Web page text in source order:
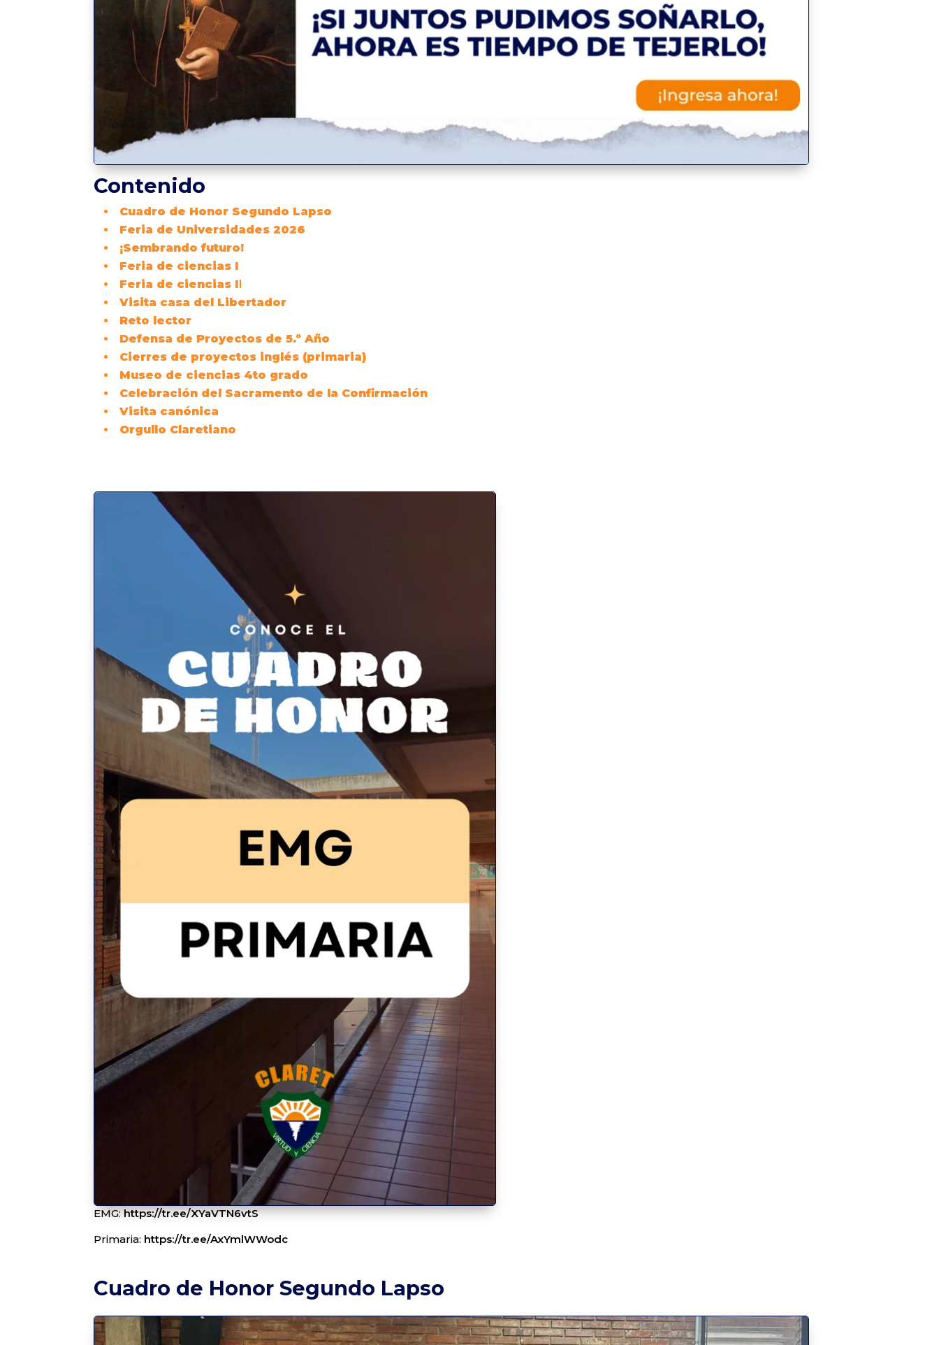
Contenido
Cuadro de Honor Segundo Lapso
Feria de Universidades 2026
¡Sembrando futuro!
Feria de ciencias I
Feria de ciencias II
Visita casa del Libertador
Reto lector
Defensa de Proyectos de 5.º Año
Cierres de proyectos inglés (primaria)
Museo de ciencias 4to grado
Celebración del Sacramento de la Confirmación
Visita canónica
Orgullo Claretiano
EMG:https://tr.ee/XYaVTN6vtS
Primaria: https://tr.ee/AxYmlWWodc
Cuadro de Honor Segundo Lapso